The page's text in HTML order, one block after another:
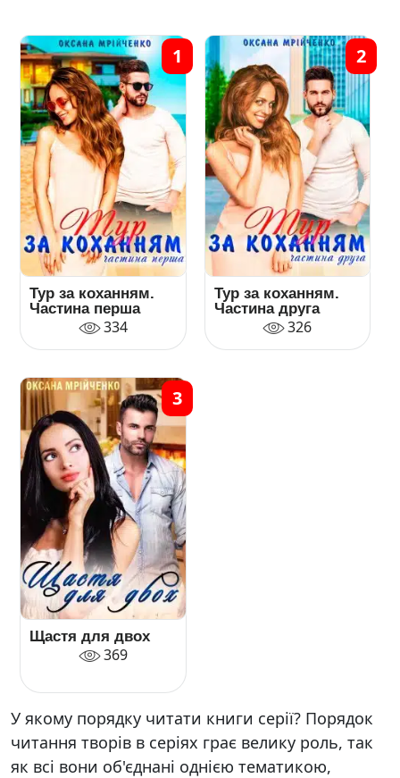
Тур за коханням.
Частина перша
334
1
Тур за коханням.
Частина друга
326
2
Щастя для двох
369
3
У якому порядку читати книги серії? Порядок
читання творів в серіях грає велику роль, так
як всі вони об'єднані однією тематикою,